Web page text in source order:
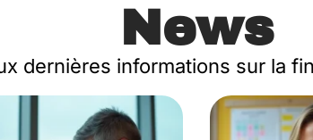
News
dernières informations sur la